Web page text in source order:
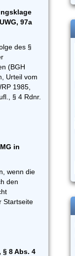
97a
des §
(BGH
Urteil vom
1985,
§ 4 Rdnr.
in
wenn die
den
Startseite
8 Abs. 4